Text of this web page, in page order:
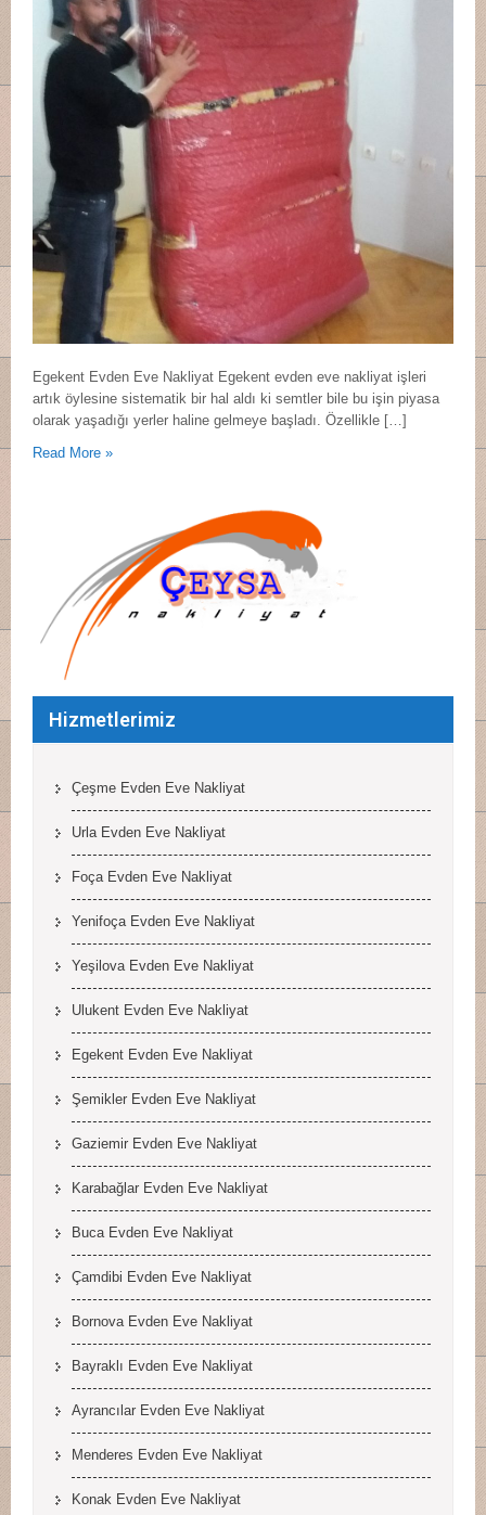
Egekent Evden Eve Nakliyat Egekent evden eve nakliyat işleri
artık öylesine sistematik bir hal aldı ki semtler bile bu işin piyasa
olarak yaşadığı yerler haline gelmeye başladı. Özellikle […]
Read More »
Hizmetlerimiz
Çeşme Evden Eve Nakliyat
Urla Evden Eve Nakliyat
Foça Evden Eve Nakliyat
Yenifoça Evden Eve Nakliyat
Yeşilova Evden Eve Nakliyat
Ulukent Evden Eve Nakliyat
Egekent Evden Eve Nakliyat
Şemikler Evden Eve Nakliyat
Gaziemir Evden Eve Nakliyat
Karabağlar Evden Eve Nakliyat
Buca Evden Eve Nakliyat
Çamdibi Evden Eve Nakliyat
Bornova Evden Eve Nakliyat
Bayraklı Evden Eve Nakliyat
Ayrancılar Evden Eve Nakliyat
Menderes Evden Eve Nakliyat
Konak Evden Eve Nakliyat